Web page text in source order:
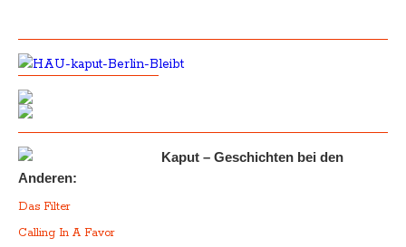
Kaput – Geschichten bei den
Anderen:
Das Filter
Calling In A Favor